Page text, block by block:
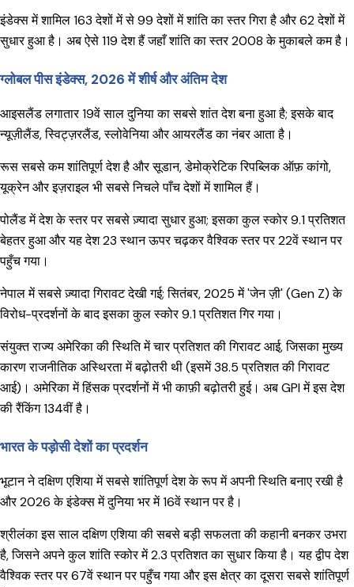
इंडेक्स में शामिल 163 देशों में से 99 देशों में शांति का स्तर गिरा है और 62 देशों में
सुधार हुआ है। अब ऐसे 119 देश हैं जहाँ शांति का स्तर 2008 के मुकाबले कम है।
ग्लोबल पीस इंडेक्स, 2026 में शीर्ष और अंतिम देश
आइसलैंड लगातार 19वें साल दुनिया का सबसे शांत देश बना हुआ है; इसके बाद
न्यूज़ीलैंड, स्विट्ज़रलैंड, स्लोवेनिया और आयरलैंड का नंबर आता है।
रूस सबसे कम शांतिपूर्ण देश है और सूडान, डेमोक्रेटिक रिपब्लिक ऑफ़ कांगो,
यूक्रेन और इज़राइल भी सबसे निचले पाँच देशों में शामिल हैं।
पोलैंड में देश के स्तर पर सबसे ज़्यादा सुधार हुआ; इसका कुल स्कोर 9.1 प्रतिशत
बेहतर हुआ और यह देश 23 स्थान ऊपर चढ़कर वैश्विक स्तर पर 22वें स्थान पर
पहुँच गया।
नेपाल में सबसे ज़्यादा गिरावट देखी गई; सितंबर, 2025 में 'जेन ज़ी' (Gen Z) के
विरोध-प्रदर्शनों के बाद इसका कुल स्कोर 9.1 प्रतिशत गिर गया।
संयुक्त राज्य अमेरिका की स्थिति में चार प्रतिशत की गिरावट आई, जिसका मुख्य
कारण राजनीतिक अस्थिरता में बढ़ोतरी थी (इसमें 38.5 प्रतिशत की गिरावट
आई)। अमेरिका में हिंसक प्रदर्शनों में भी काफ़ी बढ़ोतरी हुई। अब GPI में इस देश
की रैंकिंग 134वीं है।
भारत के पड़ोसी देशों का प्रदर्शन
भूटान ने दक्षिण एशिया में सबसे शांतिपूर्ण देश के रूप में अपनी स्थिति बनाए रखी है
और 2026 के इंडेक्स में दुनिया भर में 16वें स्थान पर है।
श्रीलंका इस साल दक्षिण एशिया की सबसे बड़ी सफलता की कहानी बनकर उभरा
है, जिसने अपने कुल शांति स्कोर में 2.3 प्रतिशत का सुधार किया है। यह द्वीप देश
वैश्विक स्तर पर 67वें स्थान पर पहुँच गया और इस क्षेत्र का दूसरा सबसे शांतिपूर्ण